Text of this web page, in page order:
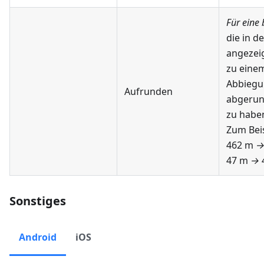
Aufrunden
Für eine
die in
zu
zu
Zum
462 m →
47 m →
Sonstiges
Android iOS